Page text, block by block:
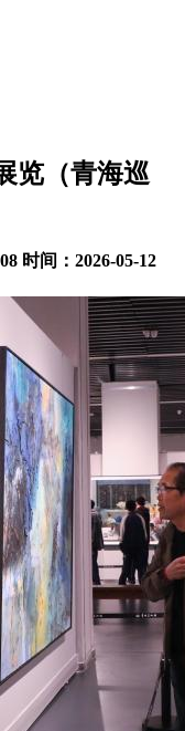
览（青海巡
时间：2026-05-12